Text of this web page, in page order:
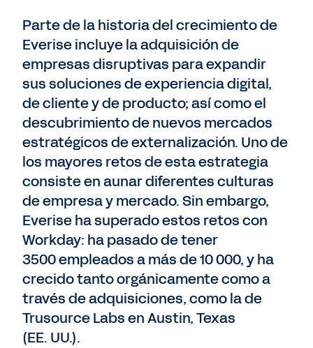
Parte de la historia del crecimiento de
Everise incluye la adquisición de
empresas disruptivas para expandir
sus soluciones de experiencia digital,
de cliente y de producto; así como el
descubrimiento de nuevos mercados
estratégicos de externalización. Uno de
los mayores retos de esta estrategia
consiste en aunar diferentes culturas
de empresa y mercado. Sin embargo,
Everise ha superado estos retos con
Workday: ha pasado de tener
3500 empleados a más de 10 000, y ha
crecido tanto orgánicamente como a
través de adquisiciones, como la de
Trusource Labs en Austin, Texas
(EE. UU.).